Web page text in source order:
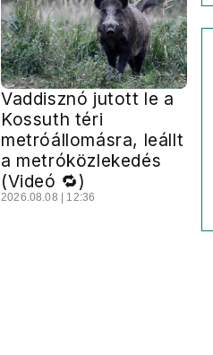
Vaddisznó jutott le a
Kossuth téri
metróállomásra, leállt
a metróközlekedés
(Videó 🔁)
2026.08.08 | 12:36